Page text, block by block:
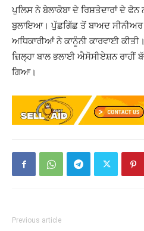
ਪੁਲਿਸ ਨੇ ਬੇਲਾਕੋਬਾ ਦੇ ਰਿਸ਼ਤੇਦਾਰਾਂ ਦੇ
ਬੁਲਾਇਆ। ਪੁੱਛਗਿੱਛ ਤੋਂ ਬਾਅਦ
ਅਧਿਕਾਰੀਆਂ ਨੇ ਕਾਨੂੰਨੀ ਕਾਰਵਾਈ
ਜ਼ਿਲ੍ਹਾ ਬਾਲ ਭਲਾਈ ਐਸੋਸੀਏਸ਼ਨ ਰਾਹੀਂ
ਗਿਆ।
Previous article